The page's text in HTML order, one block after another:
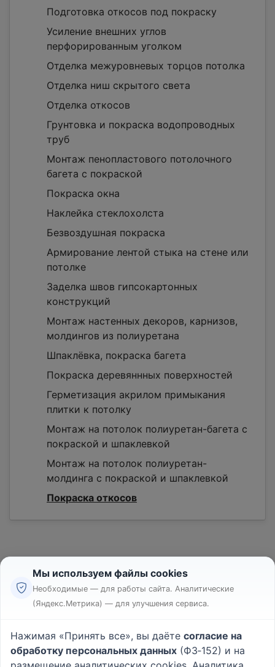
Подготовка откосов под покраску
Усиление внешних углов
перфорированным уголком
Отделка межуровневых торцов потолка
Отделка ниш скрытого света
Отделка откосов
Грунтовка и покраска водопроводных
труб
Монтаж пенопластового потолочного
багета c покраской
Покраска окна
Наклейка стеклохолста
Безвоздушная покраска
Армирование лентой стыка на стене или
потолке
Заделка швов гипсокартонных
конструкций
Монтаж настенных декоров, карнизов,
молдингов из полиуретана
Шпаклёвка, покраска багета
Покраска деревяннных поверхностей
Герметизация акрилом примыкания
плитки к потолку
Монтаж на потолок полиуретан-багета c
покраской и шпаклевкой
Монтаж на потолок полиуретан-
молдинга c покраской и шпаклевкой
Покраска откосов
Реклама
Пользовательское соглашение
Политика конфиденциальности
Мы используем файлы cookies
Необходимые — для работы сайта. Аналитические
(Яндекс.Метрика) — для улучшения сервиса.
Нажимая «Принять все», вы даёте согласие на
обработку персональных данных (ФЗ‑152) и на